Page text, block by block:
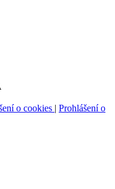
o cookies | Prohlášení o